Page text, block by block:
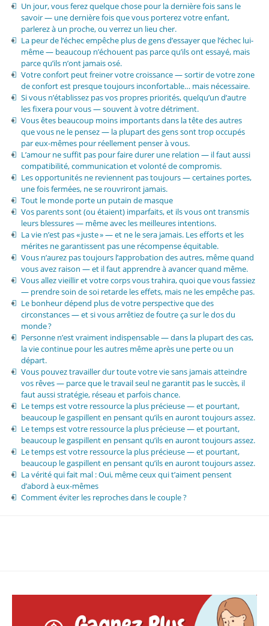
Un jour, vous ferez quelque chose pour la dernière fois sans le
savoir — une dernière fois que vous porterez votre enfant,
parlerez à un proche, ou verrez un lieu cher.
La peur de l’échec empêche plus de gens d’essayer que l’échec lui-
même — beaucoup n’échouent pas parce qu’ils ont essayé, mais
parce qu’ils n’ont jamais osé.
Votre confort peut freiner votre croissance — sortir de votre zone
de confort est presque toujours inconfortable… mais nécessaire.
Si vous n’établissez pas vos propres priorités, quelqu’un d’autre
les fixera pour vous — souvent à votre détriment.
Vous êtes beaucoup moins importants dans la tête des autres
que vous ne le pensez — la plupart des gens sont trop occupés
par eux-mêmes pour réellement penser à vous.
L’amour ne suffit pas pour faire durer une relation — il faut aussi
compatibilité, communication et volonté de compromis.
Les opportunités ne reviennent pas toujours — certaines portes,
une fois fermées, ne se rouvriront jamais.
Tout le monde porte un putain de masque
Vos parents sont (ou étaient) imparfaits, et ils vous ont transmis
leurs blessures — même avec les meilleures intentions.
La vie n’est pas « juste » — et ne le sera jamais. Les efforts et les
mérites ne garantissent pas une récompense équitable.
Vous n’aurez pas toujours l’approbation des autres, même quand
vous avez raison — et il faut apprendre à avancer quand même.
Vous allez vieillir et votre corps vous trahira, quoi que vous fassiez
— prendre soin de soi retarde les effets, mais ne les empêche pas.
Le bonheur dépend plus de votre perspective que des
circonstances — et si vous arrêtiez de foutre ça sur le dos du
monde ?
Personne n’est vraiment indispensable — dans la plupart des cas,
la vie continue pour les autres même après une perte ou un
départ.
Vous pouvez travailler dur toute votre vie sans jamais atteindre
vos rêves — parce que le travail seul ne garantit pas le succès, il
faut aussi stratégie, réseau et parfois chance.
Le temps est votre ressource la plus précieuse — et pourtant,
beaucoup le gaspillent en pensant qu’ils en auront toujours assez.
Le temps est votre ressource la plus précieuse — et pourtant,
beaucoup le gaspillent en pensant qu’ils en auront toujours assez.
Le temps est votre ressource la plus précieuse — et pourtant,
beaucoup le gaspillent en pensant qu’ils en auront toujours assez.
La vérité qui fait mal : Oui, même ceux qui t’aiment pensent
d’abord à eux-mêmes
Comment éviter les reproches dans le couple ?